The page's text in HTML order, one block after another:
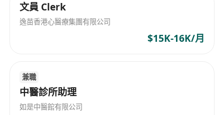
文員 Clerk
逸苗香港心醫療集團有限公司
$15K-16K/月
兼職
中醫診所助理
如是中醫館有限公司